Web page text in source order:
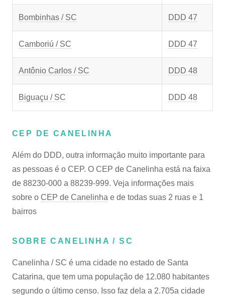
Bombinhas / SC DDD 47
Camboriú / SC DDD 47
Antônio Carlos / SC DDD 48
Biguaçu / SC DDD 48
CEP DE CANELINHA
Além do DDD, outra informação muito importante para
as pessoas é o CEP. O CEP de Canelinha está na faixa
de 88230-000 a 88239-999. Veja informações mais
sobre o CEP de Canelinha e de todas suas 2 ruas e 1
bairros
SOBRE CANELINHA / SC
Canelinha / SC é uma cidade no estado de Santa
Catarina, que tem uma população de 12.080 habitantes
segundo o último censo. Isso faz dela a 2.705a cidade